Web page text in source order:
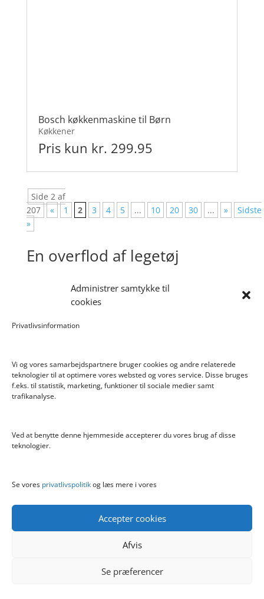
Administrer samtykke til
cookies
Privatlivsinformation
Vi og vores samarbejdspartnere bruger cookies og andre relaterede
teknologier til at optimere vores websted og vores service. Disse bruges
f.eks. til statistik, marketing, funktioner til sociale medier samt
trafikanalyse.
Ved at benytte denne hjemmeside accepterer du vores brug af disse
teknologier.
Se vores privatlivspolitikog læs mere i vores
Accepter cookies
Afvis
Se præferencer
Bosch køkkenmaskine til Børn
Køkkener
Pris kun kr. 299.95
Side 2 af
207
« 1 2 3 4 5 ... 10 20 30 ... »
Sidste
»
En overflod af legetøj
Nettet bugner af webbutikker og hjemmesider,
naturlig følge deraf, kan det være mere end svært at
Hos boernelegetoej.dk modtager vi løbende
opdaterede informationer fra flere netbutikker om
deres produkter, priser etc. Vi samler det hele og
efterspørges.
forekomme tekniske fejl, som gør at priser,
produktinfo eller andre informationer ikke altid er i
overensstemmelse med de faktisk forhold i de
respektive webshops. Priser og produktinformationer
skal således kun opfattes som vejledende og det vil
som er gældende. Boernelegetoej.dk påtager sig